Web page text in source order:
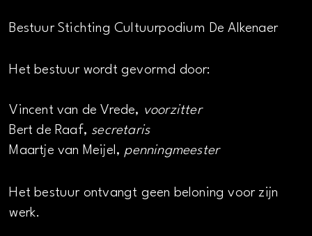
Bestuur Stichting Cultuurpodium De Alkenaer
Het bestuur wordt gevormd door:
Vincent van de Vrede, voorzitter
Bert de Raaf, secretaris
Maartje van Meijel, penningmeester
Het bestuur ontvangt geen beloning voor zijn
werk.